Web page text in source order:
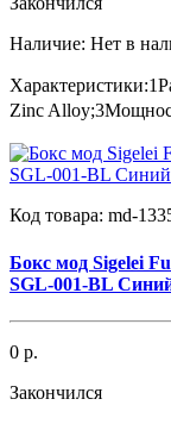
Наличие: Нет в
Zinc
Код товара: md-
Бокс мод Sigelei
SGL-001-BL
0 р.
Закончился